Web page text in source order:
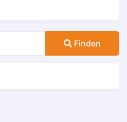
Finden